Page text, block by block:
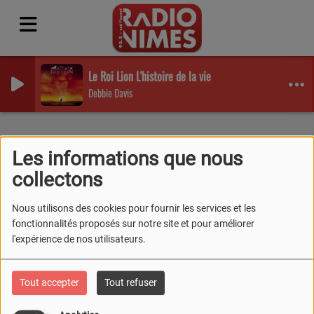
Les informations que nous
collectons
Nous utilisons des cookies pour fournir les services et les
fonctionnalités proposés sur notre site et pour améliorer
l'expérience de nos utilisateurs.
Tout accepter Tout refuser
Le Roi Lion L'histoire de la vie
Debbie Davis
PODCASTS
LIS ERMAS